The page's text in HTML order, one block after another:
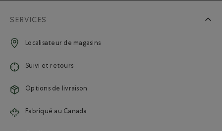
SERVICES
Localisateur de magasins
Suivi et retours
Options de livraison
Fabriqué au Canada